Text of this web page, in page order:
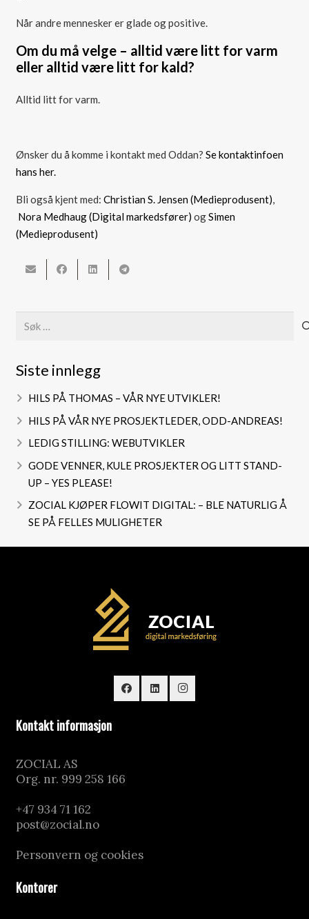
Når andre mennesker er glade og positive.
Om du må velge – alltid være litt for varm
eller alltid være litt for kald?
Alltid litt for varm.
Ønsker du å komme i kontakt med Oddan? Se kontaktinfoen
hans her.
Bli også kjent med: Christian S. Jensen (Medieprodusent),
Nora Medhaug (Digital markedsfører) ogSimen
(Medieprodusent)
Siste innlegg
HILS PÅ THOMAS – VÅR NYE UTVIKLER!
HILS PÅ VÅR NYE PROSJEKTLEDER, ODD-ANDREAS!
LEDIG STILLING: WEBUTVIKLER
GODE VENNER, KULE PROSJEKTER OG LITT STAND-
UP – YES PLEASE!
ZOCIAL KJØPER FLOWIT DIGITAL: – BLE NATURLIG Å
SE PÅ FELLES MULIGHETER
Kontakt informasjon
ZOCIAL AS
Org. nr. 999 258 166
+47 934 71 162
post@zocial.no
Personvern og cookies
Kontorer